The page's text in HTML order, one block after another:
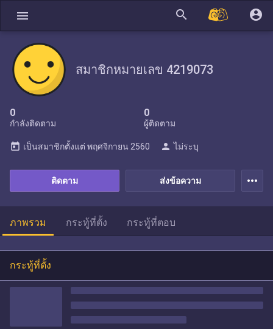
menu search account_circle
สมาชิกหมายเลข 4219073
0
กำลังติดตาม
0
ผู้ติดตาม
ส่งข้อความ
ติดตาม
today เป็นสมาชิกตั้งแต่ พฤศจิกายน 2560 person ไม่ระบุ
more_horiz
ภาพรวม กระทู้ที่ตั้ง กระทู้ที่ตอบ
กระทู้ที่ตั้ง